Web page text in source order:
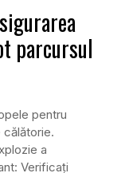
parcursul
pentru
călătorie.
a
Verificați